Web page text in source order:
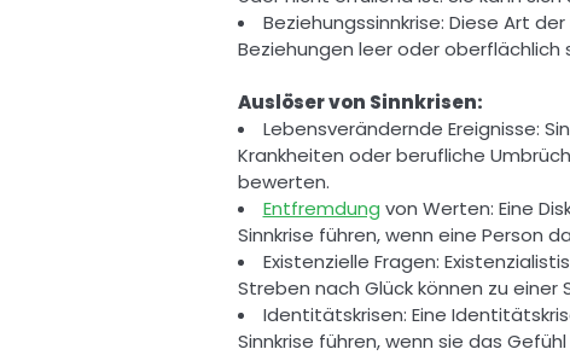
Beziehungssinnkrise: Diese Art
Beziehungen leer oder
Auslöser von Sinnkrisen:
Lebensverändernde Ereignisse:
Krankheiten oder berufliche
bewerten.
Entfremdung von Werten: Eine
Sinnkrise führen, wenn eine Person
Existenzielle Fragen:
Streben nach Glück können zu
Identitätskrisen: Eine
Sinnkrise führen, wenn sie das